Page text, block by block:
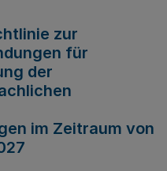
zur
für
der
im Zeitraum von